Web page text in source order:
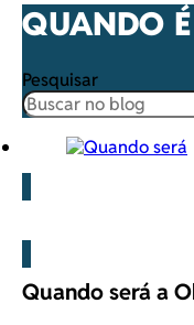
QUANDO
Pesquisar
Quando será a